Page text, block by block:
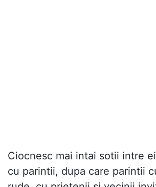
Ciocnesc mai intai sotii intre
cu parintii, dupa care parintii